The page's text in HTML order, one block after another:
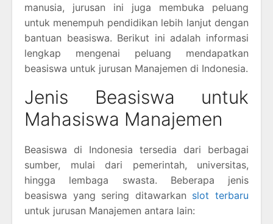
manusia, jurusan ini juga membuka peluang
untuk menempuh pendidikan lebih lanjut dengan
bantuan beasiswa. Berikut ini adalah informasi
lengkap mengenai peluang mendapatkan
beasiswa untuk jurusan Manajemen di Indonesia.
Jenis Beasiswa untuk
Mahasiswa Manajemen
Beasiswa di Indonesia tersedia dari berbagai
sumber, mulai dari pemerintah, universitas,
hingga lembaga swasta. Beberapa jenis
beasiswa yang sering ditawarkan slot terbaru
untuk jurusan Manajemen antara lain: